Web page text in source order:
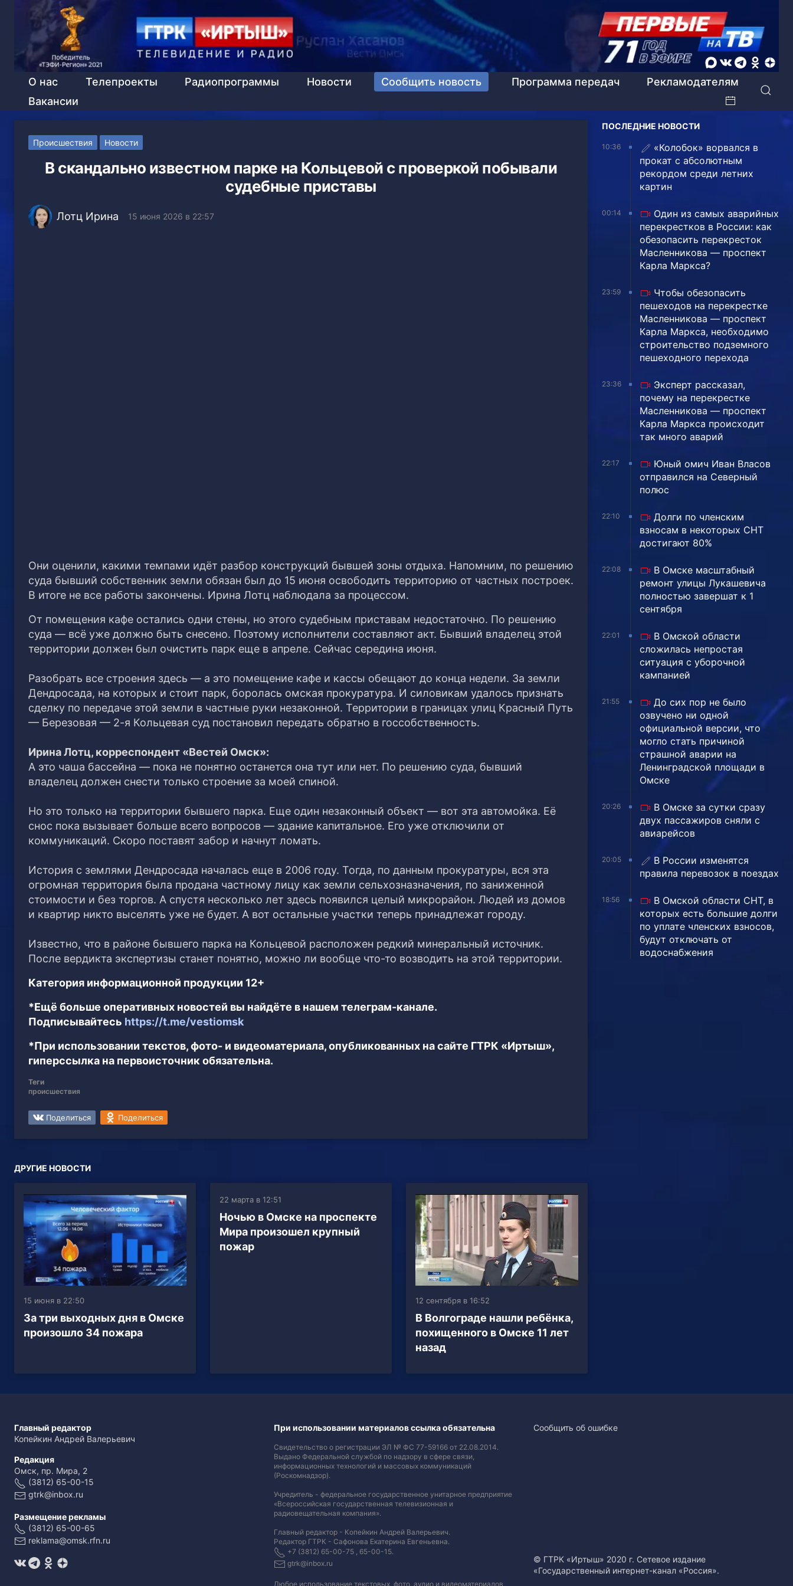
О нас Телепроекты Радиопрограммы Новости Сообщить новость Программа передач
Рекламодателям
Вакансии
Происшествия Новости
В скандально известном парке на Кольцевой с проверкой побывали
судебные приставы
Лотц Ирина 15 июня 2026 в 22:57
Они оценили, какими темпами идёт разбор конструкций бывшей зоны отдыха. Напомним, по решению
суда бывший собственник земли обязан был до 15 июня освободить территорию от частных построек.
В итоге не все работы закончены. Ирина Лотц наблюдала за процессом.
От помещения кафе остались одни стены, но этого судебным приставам недостаточно. По решению
суда — всё уже должно быть снесено. Поэтому исполнители составляют акт. Бывший владелец этой
территории должен был очистить парк еще в апреле. Сейчас середина июня.
Разобрать все строения здесь — а это помещение кафе и кассы обещают до конца недели. За земли
Дендросада, на которых и стоит парк, боролась омская прокуратура. И силовикам удалось признать
сделку по передаче этой земли в частные руки незаконной. Территории в границах улиц Красный Путь
— Березовая — 2-я Кольцевая суд постановил передать обратно в госсобственность.
Ирина Лотц, корреспондент «Вестей Омск»:
А это чаша бассейна — пока не понятно останется она тут или нет. По решению суда, бывший
владелец должен снести только строение за моей спиной.
Но это только на территории бывшего парка. Еще один незаконный объект — вот эта автомойка. Её
снос пока вызывает больше всего вопросов — здание капитальное. Его уже отключили от
коммуникаций. Скоро поставят забор и начнут ломать.
История с землями Дендросада началась еще в 2006 году. Тогда, по данным прокуратуры, вся эта
огромная территория была продана частному лицу как земли сельхозназначения, по заниженной
стоимости и без торгов. А спустя несколько лет здесь появился целый микрорайон. Людей из домов
и квартир никто выселять уже не будет. А вот остальные участки теперь принадлежат городу.
Известно, что в районе бывшего парка на Кольцевой расположен редкий минеральный источник.
После вердикта экспертизы станет понятно, можно ли вообще что-то возводить на этой территории.
Категория информационной продукции 12+
*Ещё больше оперативных новостей вы найдёте в нашем телеграм-канале.
Подписывайтесь https://t.me/vestiomsk
*При использовании текстов, фото- и видеоматериала, опубликованных на сайте ГТРК «Иртыш»,
гиперссылка на первоисточник обязательна.
Теги
происшествия
Поделиться Поделиться
ДРУГИЕ НОВОСТИ
15 июня в 22:50
За три выходных дня в Омске
произошло 34 пожара
22 марта в 12:51
Ночью в Омске на проспекте
Мира произошел крупный
пожар
12 сентября в 16:52
В Волгограде нашли ребёнка,
похищенного в Омске 11 лет
назад
ПОСЛЕДНИЕ НОВОСТИ
10:36
«Колобок» ворвался в
прокат с абсолютным
рекордом среди летних
картин
00:14
Один из самых аварийных
перекрестков в России: как
обезопасить перекресток
Масленникова — проспект
Карла Маркса?
23:59
Чтобы обезопасить
пешеходов на перекрестке
Масленникова — проспект
Карла Маркса, необходимо
строительство подземного
пешеходного перехода
23:36
Эксперт рассказал,
почему на перекрестке
Масленникова — проспект
Карла Маркса происходит
так много аварий
22:17
Юный омич Иван Власов
отправился на Северный
полюс
22:10
Долги по членским
взносам в некоторых СНТ
достигают 80%
22:08
В Омске масштабный
ремонт улицы Лукашевича
полностью завершат к 1
сентября
22:01
В Омской области
сложилась непростая
ситуация с уборочной
кампанией
21:55
До сих пор не было
озвучено ни одной
официальной версии, что
могло стать причиной
страшной аварии на
Ленинградской площади в
Омске
20:26
В Омске за сутки сразу
двух пассажиров сняли с
авиарейсов
20:05
В России изменятся
правила перевозок в поездах
18:56
В Омской области СНТ, в
которых есть большие долги
по уплате членских взносов,
будут отключать от
водоснабжения
Главный редактор
Копейкин Андрей Валерьевич
Редакция
Омск, пр. Мира, 2
(3812) 65-00-15
gtrk@inbox.ru
Размещение рекламы
(3812) 65-00-65
reklama@omsk.rfn.ru
При использовании материалов ссылка обязательна
Свидетельство о регистрации ЭЛ № ФС 77-59166 от 22.08.2014.
Выдано Федеральной службой по надзору в сфере связи,
информационных технологий и массовых коммуникаций
(Роскомнадзор).
Учредитель - федеральное государственное унитарное предприятие
«Всероссийская государственная телевизионная и
радиовещательная компания».
Главный редактор - Копейкин Андрей Валерьевич.
Редактор ГТРК - Сафонова Екатерина Евгеньевна.
+7 (3812) 65-00-75 , 65-00-15.
gtrk@inbox.ru
Любое использование текстовых, фото, аудио и видеоматериалов
Сообщить об ошибке
© ГТРК «Иртыш» 2020 г. Сетевое издание
«Государственный интернет-канал «Россия».